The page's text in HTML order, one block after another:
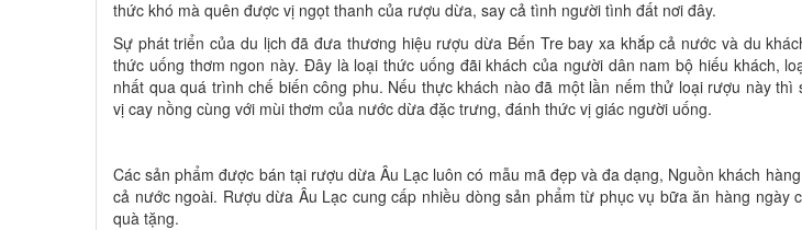
thức khó mà quên được vị ngọt thanh của rượu dừa, say cả tình người tình đất nơi đây.
Sự phát triển của du lịch đã đưa thương hiệu rượu dừa Bến Tre bay xa khắp cả nước và du
thức uống thơm ngon này. Đây là loại thức uống đãi khách của người dân nam bộ hiếu khách,
nhất qua quá trình chế biến công phu. Nếu thực khách nào đã một lần nếm thử loại rượu này
vị cay nồng cùng với mùi thơm của nước dừa đặc trưng, đánh thức vị giác người uống.
Các sản phẩm được bán tại rượu dừa Âu Lạc luôn có mẫu mã đẹp và đa dạng, Nguồn khách
cả nước ngoài. Rượu dừa Âu Lạc cung cấp nhiều dòng sản phẩm từ phục vụ bữa ăn hàng ngày
quà tặng.